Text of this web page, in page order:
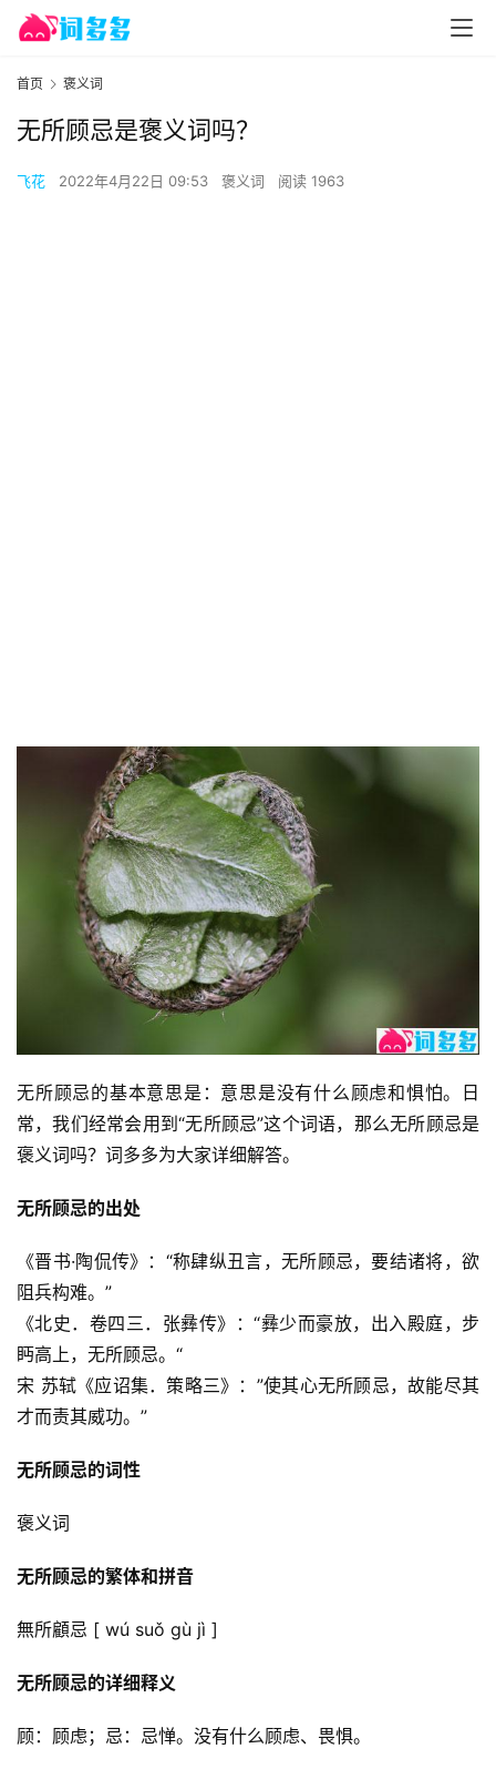
首页 褒义词
无所顾忌是褒义词吗？
飞花 2022年4月22日 09:53 褒义词 阅读 1963
无所顾忌的基本意思是：意思是没有什么顾虑和惧怕。日
常，我们经常会用到“无所顾忌”这个词语，那么无所顾忌是
褒义词吗？词多多为大家详细解答。
无所顾忌的出处
《晋书·陶侃传》：“称肆纵丑言，无所顾忌，要结诸将，欲
阻兵构难。”
《北史．卷四三．张彝传》：“彝少而豪放，出入殿庭，步
眄高上，无所顾忌。“
宋 苏轼《应诏集．策略三》：”使其心无所顾忌，故能尽其
才而责其威功。”
无所顾忌的词性
褒义词
无所顾忌的繁体和拼音
無所顧忌 [ wú suǒ gù jì ]
无所顾忌的详细释义
顾：顾虑；忌：忌惮。没有什么顾虑、畏惧。